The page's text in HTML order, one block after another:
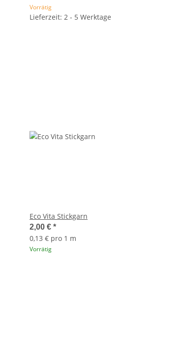
Vorrätig
Lieferzeit: 2 - 5 Werktage
Eco Vita Stickgarn
2,00 € *
0,13 € pro 1 m
Vorrätig